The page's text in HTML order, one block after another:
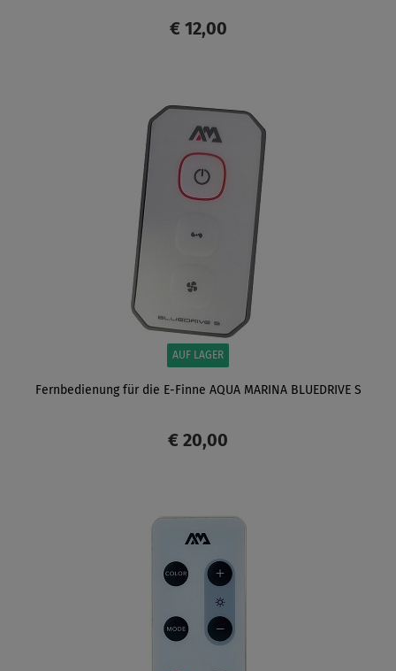
€ 12,00
AUF LAGER
Fernbedienung für die E-Finne AQUA MARINA BLUEDRIVE S
€ 20,00